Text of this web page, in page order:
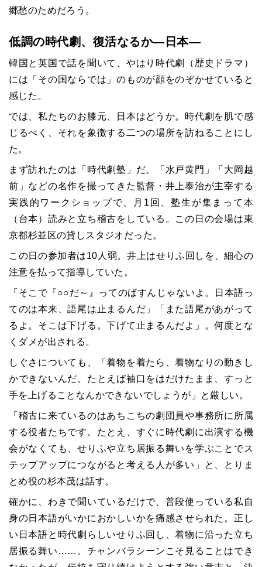
郷愁のためだろう。
低調の時代劇、復活なるか―日本―
韓国と英国で話を聞いて、やはり時代劇（歴史ドラマ）
には「その国ならでは」のものが顔をのぞかせていると
感じた。
では、私たちのお膝元、日本はどうか。時代劇を肌で感
じるべく、それを象徴する二つの場所を訪ねることにし
た。
まず訪れたのは「時代劇塾」だ。「水戸黄門」「大岡越
前」などの名作を撮ってきた監督・井上泰治が主宰する
実践的ワークショップで、月 1 回、塾生が集まって本
（台本）読みと立ち稽古をしている。この日の会場は東
京都杉並区の貸しスタジオだった。
この日の参加者は10 人弱。井上はせりふ回しを、細心の
注意を払って指導していた。
「そこで『○○だ～』ってのばすんじゃないよ。日本語っ
てのは本来、語尾は止まるんだ」「また語尾があがって
るよ。そこは下げる。下げて止まるんだよ」。何度とな
くダメが出される。
しぐさについても、「着物を着たら、着物なりの動きし
かできないんだ。たとえば袖口をはだけたまま、すっと
手を上げることなんかできないでしょうが」と厳しい。
「稽古に来ているのはあちこちの劇団員や事務所に所属
する役者たちです。たとえ、すぐに時代劇に出演する機
会がなくても、せりふや立ち居振る舞いを学ぶことでス
テップアップにつながると考える人が多い」と、とりま
とめ役の杉本茂は話す。
確かに、わきで聞いているだけで、普段使っている私自
身の日本語がいかにおかしいかを痛感させられた。正し
い日本語と時代劇らしいせりふ回し、着物に沿った立ち
居振る舞い……。チャンバラシーンこそ見ることはでき